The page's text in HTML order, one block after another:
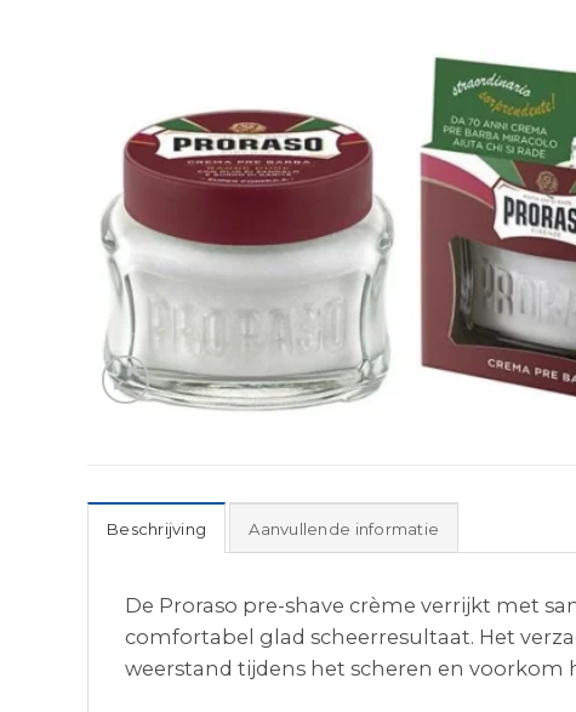
Beschrijving Aanvullende informatie
De Proraso pre-shave crème verrijkt met
comfortabel glad scheerresultaat. Het
weerstand tijdens het scheren en